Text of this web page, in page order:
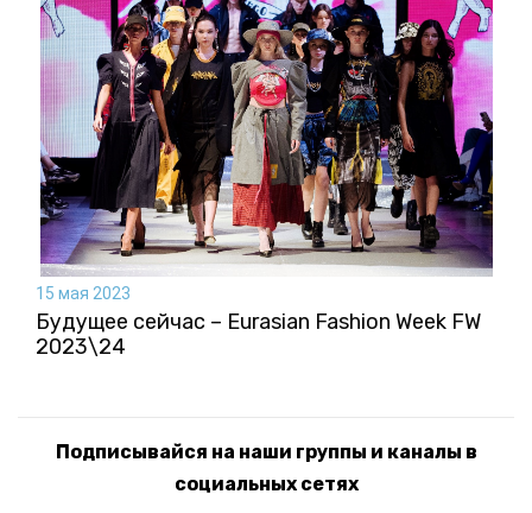
15 мая 2023
Будущее сейчас – Eurasian Fashion Week FW
2023\24
Подписывайся на наши группы и каналы в
социальных сетях